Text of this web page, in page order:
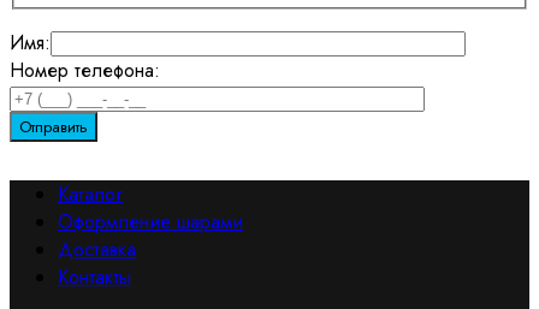
Имя:
Номер телефона:
Каталог
Оформление шарами
Доставка
Контакты